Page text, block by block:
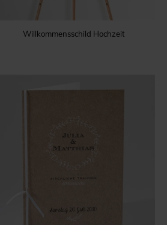
Willkommensschild Hochzeit